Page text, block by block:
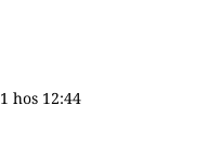
hos 12:44